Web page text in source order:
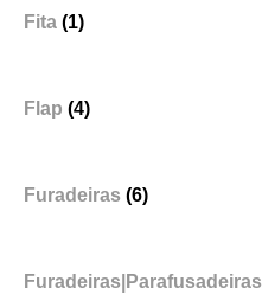
Fita (1)
Flap (4)
Furadeiras (6)
Furadeiras|Parafusadeiras